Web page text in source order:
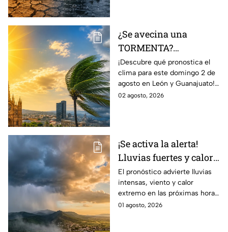
¿Se avecina una
TORMENTA?
Aumentan las
posibilidad de
LLUVIAS FUERTES en
León, Gto., hoy 2 de
¡Descubre qué pronostica el
clima para este domingo 2 de
agosto en León y Guanajuato!
Desde una mañana
02 agosto, 2026
¡Se activa la alerta!
Lluvias fuertes y calor
extremo en gran parte
de México; ¿afectará a
Guanajuato?
El pronóstico advierte lluvias
intensas, viento y calor
extremo en las próximas horas
en gran parte del país.
01 agosto, 2026